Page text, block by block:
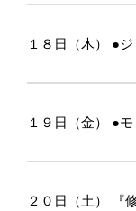
１８日（木） ●
１９日（金） ●モ
２０日（土） 『